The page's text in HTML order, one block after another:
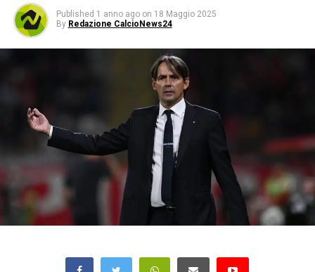
Published 1 anno ago on 18 Maggio 2025
By Redazione CalcioNews24